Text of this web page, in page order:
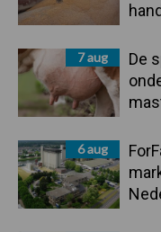
7 aug
De
6 aug